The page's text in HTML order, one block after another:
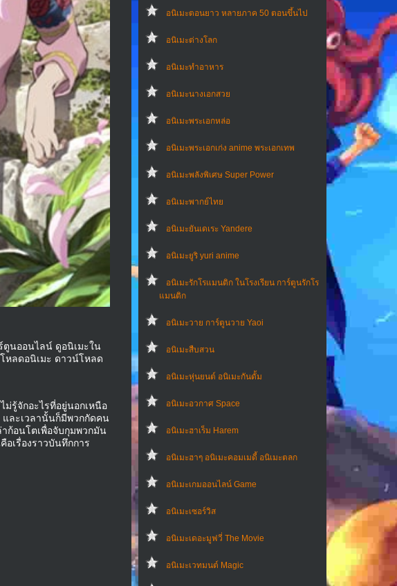
อนิเมะตอนยาว หลายภาค 50 ตอนขึ้นไป
อนิเมะต่างโลก
อนิเมะทําอาหาร
อนิเมะนางเอกสวย
อนิเมะพระเอกหล่อ
อนิเมะพระเอกเก่ง anime พระเอกเทพ
อนิเมะพลังพิเศษ Super Power
อนิเมะพากย์ไทย
อนิเมะยันเดเระ Yandere
อนิเมะยูริ yuri anime
อนิเมะรักโรแมนติก ในโรงเรียน การ์ตูนรักโร
แมนติก
อนิเมะวาย การ์ตูนวาย Yaoi
อนิเมะสืบสวน
อนิเมะหุ่นยนต์ อนิเมะกันดั้ม
อนิเมะอวกาศ Space
อนิเมะฮาเร็ม Harem
อนิเมะฮาๆ อนิเมะคอมเมดี้ อนิเมะตลก
อนิเมะเกมออนไลน์ Game
อนิเมะเซอร์วิส
อนิเมะเดอะมูฟวี่ The Movie
อนิเมะเวทมนต์ Magic
ตูนออนไลน์ ดูอนิเมะใน
หลดอนิเมะ ดาวน์โหลด
ม่รู้จักอะไรที่อยู่นอกเหนือ
และเวลานั้นก็มีพวกกัดคน
ก้อนโตเพื่อจับกุมพวกมัน
เรื่องราวบันทึกการ